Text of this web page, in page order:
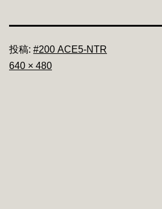
投稿: #200 ACE5-NTR
フ
640 × 480